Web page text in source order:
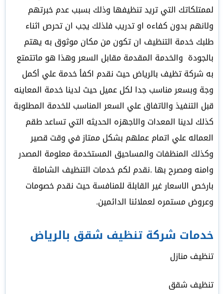
لممتلكاتك التي تريد تنظيفها وذلك بسبب عدم خبرتهم
ولانهم بدون كفاءه او تدريب فلذلك يجب ان تحرص اثناء
طلبك خدمة التنظيف ان تكون من مكان موثوق به يهتم
بالجودة والخدمة المقدمة مقابل السعر وهذا هو ماتتمتع
به شركة تظيف بالرياض حيث نقدم اكفأ خدمة علي أكمل
وجة وبسعر مناسب جدا لكل عميل حيث لدينا خدمة المعاينه
قبل التنفيذ والاتفاق علي السعر المناسب للخدمة المطلوبة
كذلك لدينا المعدات والاجهزه الحديثه التي تساعد طقم
العماله علي اتمام عملهم بشكل ممتاز في وقت قصير
وكذلك المنظفات والمساحيق المستخدمة معلومة المصدر
وامنه ومصرح بها .نقدم لكم خدمات التنظيف الشاملة
بارخص الاسعار غير القابلة للمنافسة حيث نقدم خصومات
وعروض مستمره لعملائنا الدائمين.
خدمات شركة تنظيف شقق بالرياض
تنظيف منازل
تنظيف شقق